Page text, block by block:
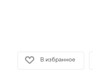
В избранное